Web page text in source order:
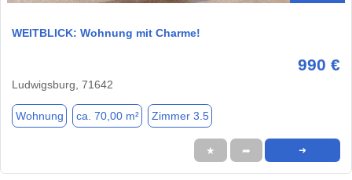
WEITBLICK: Wohnung mit Charme!
990 €
Ludwigsburg, 71642
Wohnung ca. 70,00 m² Zimmer 3.5
★ ➦ ➜